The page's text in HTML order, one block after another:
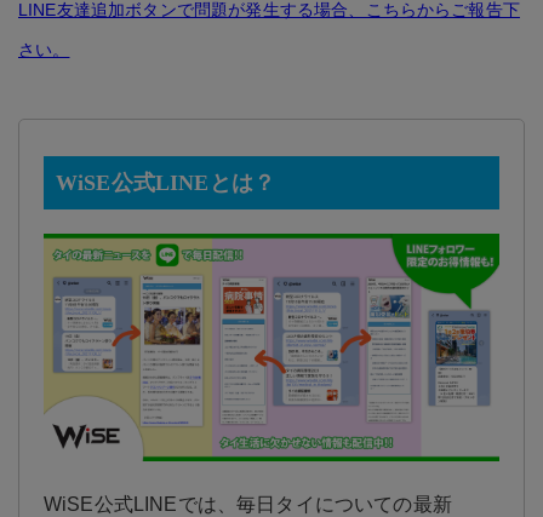
LINE友達追加ボタンで問題が発生する場合、こちらからご報告下
さい。
WiSE公式LINEとは？
WiSE公式LINEでは、毎日タイについての最新